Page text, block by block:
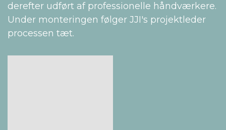
derefter udført af professionelle håndværkere.
Under monteringen følger JJI's projektleder
processen tæt.